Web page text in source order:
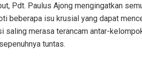
Pdt. Paulus Ajong mengingatkan
beberapa isu krusial yang dapat
merasa terancam antar-
tuntas.